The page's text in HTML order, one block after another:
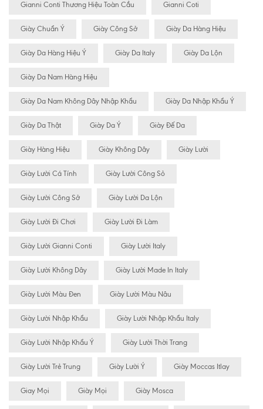
Gianni Conti Thương Hiệu Toàn Cầu Gianni Coti
Giày Chuẩn Ý Giày Công Sở Giày Da Hàng Hiệu
Giày Da Hàng Hiệu Ý Giày Da Italy Giày Da Lộn
Giày Da Nam Hàng Hiệu
Giày Da Nam Không Dây Nhập Khẩu Giày Da Nhập Khẩu Ý
Giày Da Thật Giày Da Ý Giày Đế Da
Giày Hàng Hiệu Giày Không Dây Giày Lười
Giày Lười Cá Tính Giày Lười Công Sỏ
Giày Lười Công Sở Giày Lười Da Lộn
Giày Lười Đi Chơi Giày Lười Đi Làm
Giày Lười Gianni Conti Giày Lười Italy
Giày Lười Không Dây Giày Lười Made In Italy
Giày Lười Màu Đen Giày Lười Màu Nâu
Giày Lười Nhập Khẩu Giày Lười Nhập Khẩu Italy
Giày Lười Nhập Khẩu Ý Giày Lười Thời Trang
Giày Lười Trẻ Trung Giày Lười Ý Giày Moccas Itlay
Giay Mọi Giày Mọi Giày Mosca